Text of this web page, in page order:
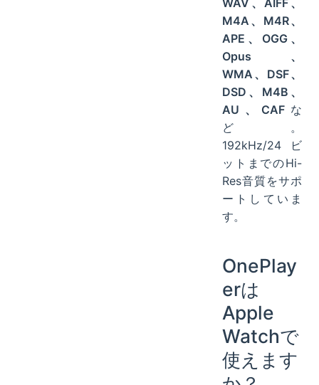
M4A、M4R、
APE、OGG、
Opus、
WMA、DSF、
DSD、M4B、
AU、CAF な
ど。
192kHz/24ビ
ットまでのHi-
Res音質をサポ
ートしていま
す。
OnePlay
erは
Apple
Watchで
使えます